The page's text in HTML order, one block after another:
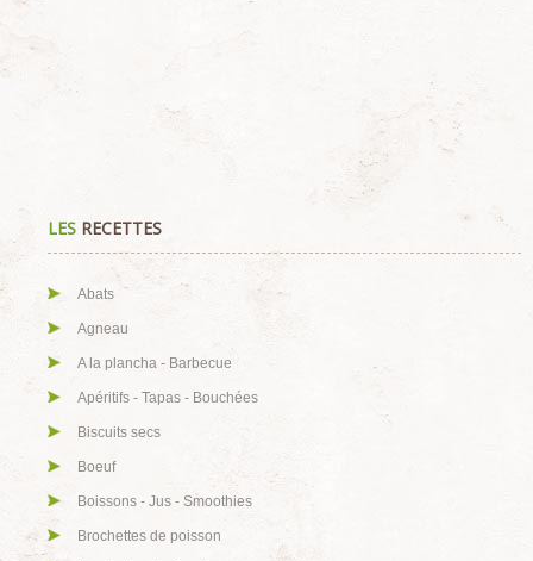
LES RECETTES
Abats
Agneau
A la plancha - Barbecue
Apéritifs - Tapas - Bouchées
Biscuits secs
Boeuf
Boissons - Jus - Smoothies
Brochettes de poisson